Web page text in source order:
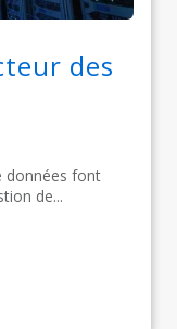
des
données font
de...